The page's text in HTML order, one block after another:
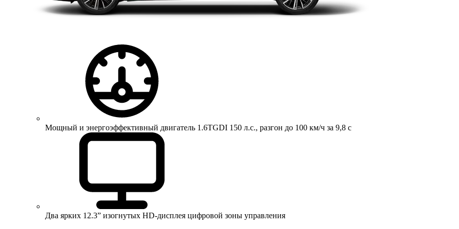
Мощный и энергоэффективный двигатель 1.6TGDI 150 л.с., разгон до 100 км/ч за 9,8 с
Два ярких 12.3” изогнутых HD-дисплея цифровой зоны управления